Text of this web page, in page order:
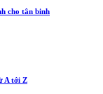
cho tân binh
A tới Z